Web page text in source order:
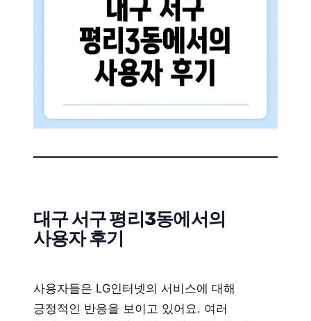
대구 서구 평리3동에서의
사용자 후기
사용자들은 LG인터넷의 서비스에 대해
긍정적인 반응을 보이고 있어요. 여러